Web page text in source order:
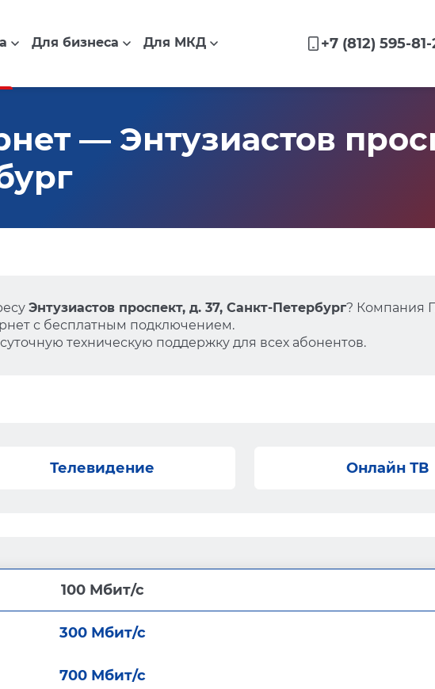
Для бизнеса Для МКД +7 (812) 595-81-
— Энтузиастов
Энтузиастов проспект, д. 37, Санкт-Петербург? Компания
с бесплатным подключением.
техническую поддержку для всех абонентов.
Телевидение Онлайн ТВ
100 Мбит/с
300 Мбит/с
700 Мбит/с